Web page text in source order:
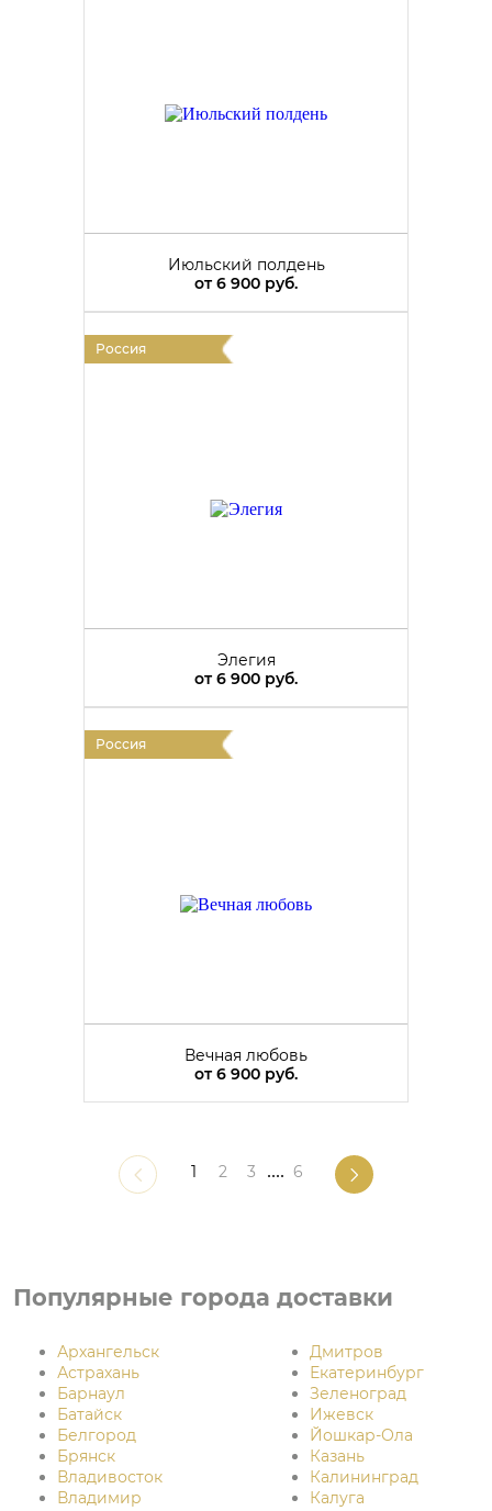
Июльский полдень
от6 900 руб.
Россия
Элегия
от6 900 руб.
Россия
Вечная любовь
от6 900 руб.
1 2 3 .... 6
Популярные города доставки
Архангельск
Астрахань
Барнаул
Батайск
Белгород
Брянск
Владивосток
Владимир
Дмитров
Екатеринбург
Зеленоград
Ижевск
Йошкар-Ола
Казань
Калининград
Калуга